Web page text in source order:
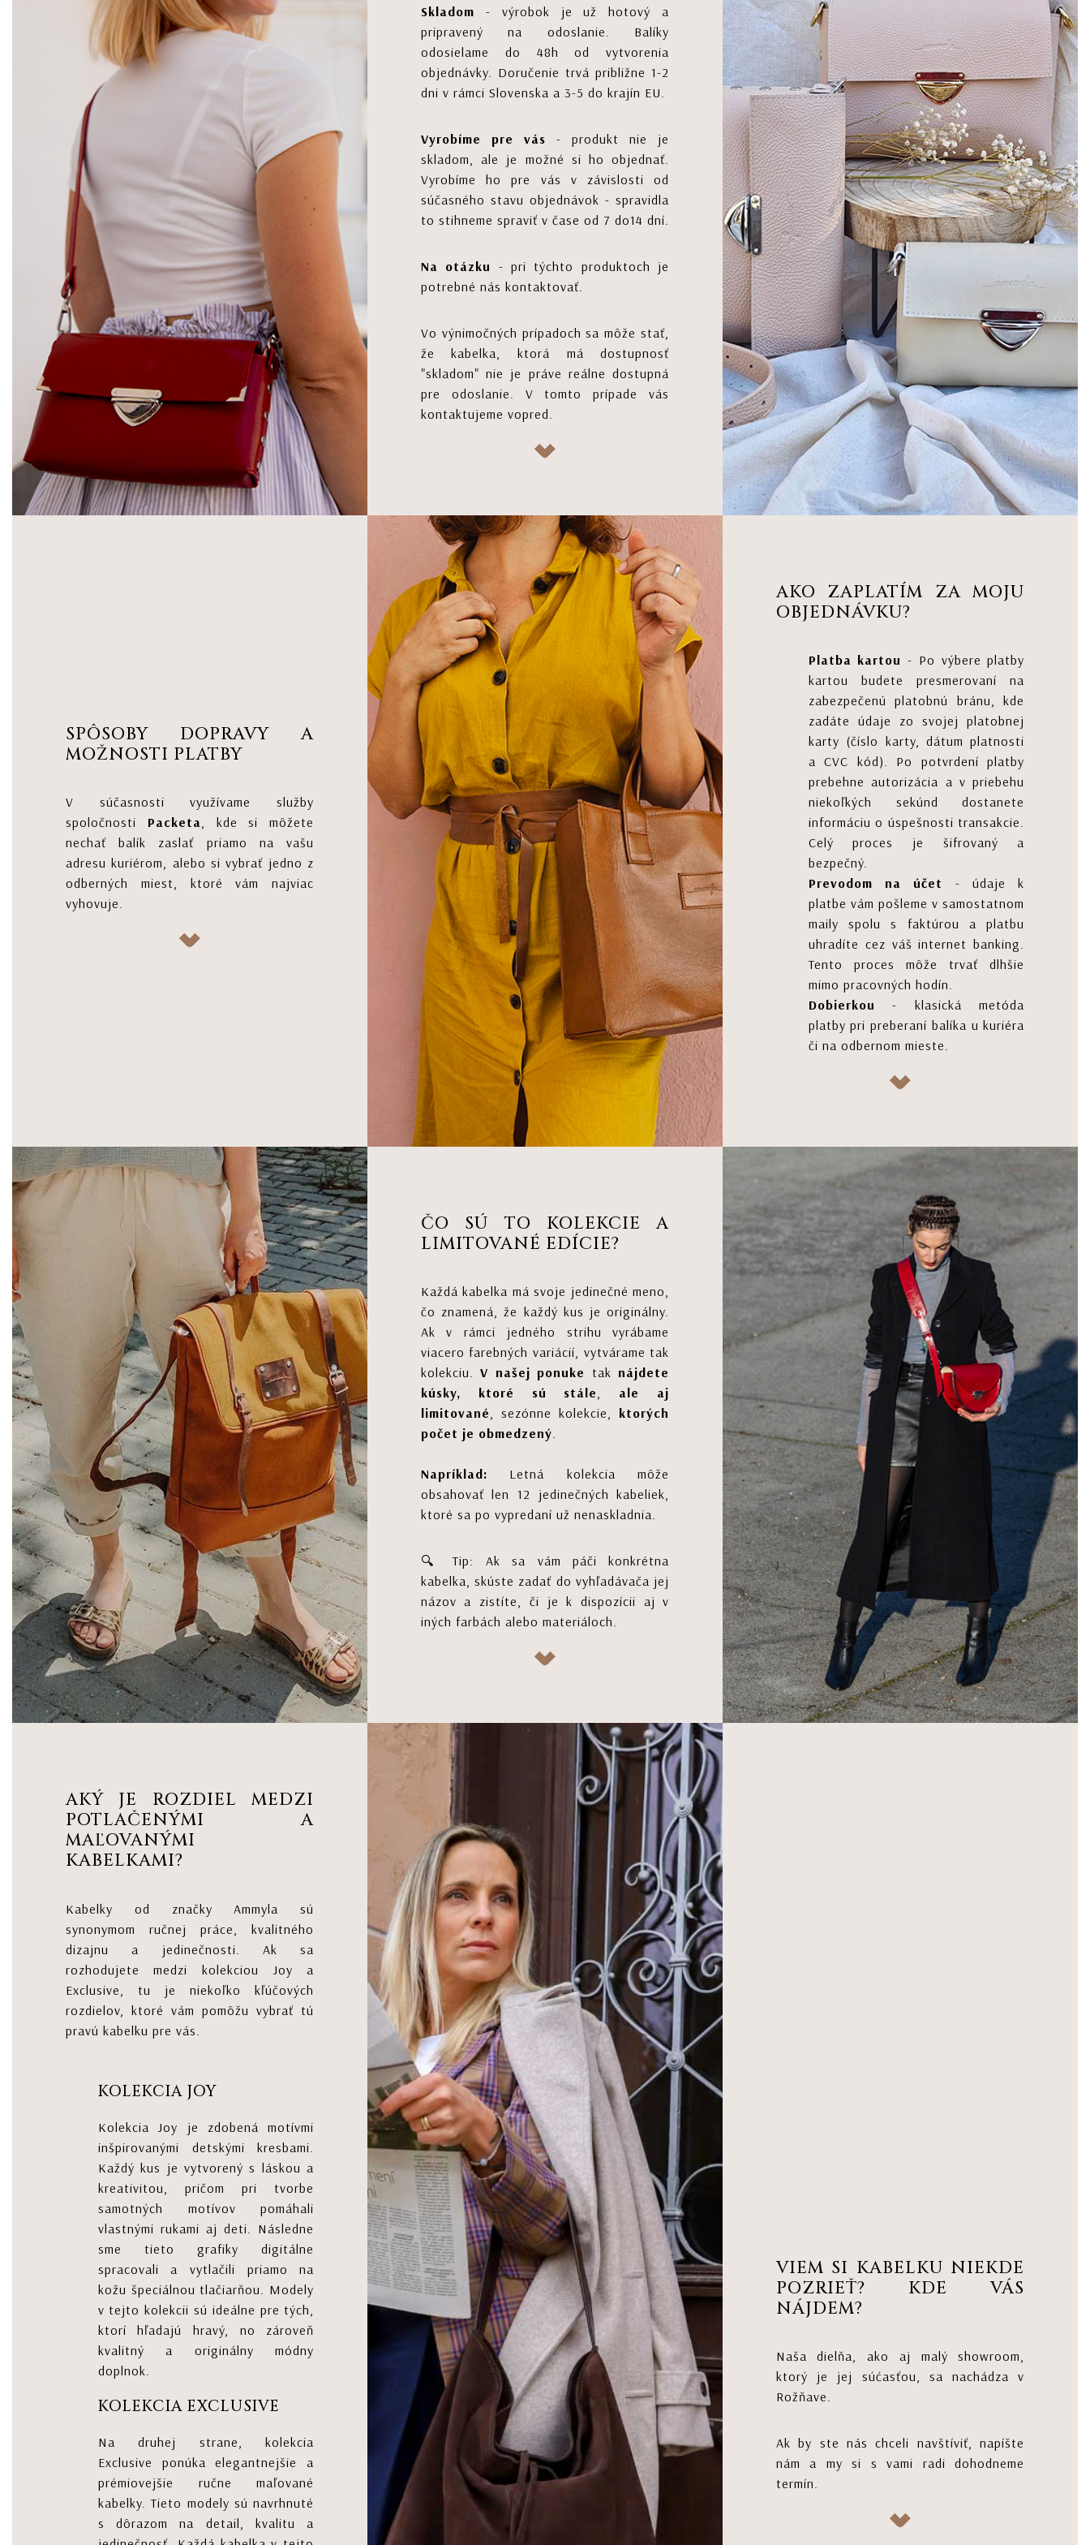
Skladom - výrobok je už hotový a
pripravený na odoslanie. Balíky
odosielame do 48h od vytvorenia
objednávky. Doručenie trvá približne 1-2
dni v rámci Slovenska a 3-5 do krajín EU.
Vyrobíme pre vás - produkt nie je
skladom, ale je možné si ho objednať.
Vyrobíme ho pre vás v závislosti od
súčasného stavu objednávok - spravidla
to stihneme spraviť v čase od 7 do14 dní.
Na otázku - pri týchto produktoch je
potrebné nás kontaktovať.
Vo výnimočných prípadoch sa môže stať,
že kabelka, ktorá má dostupnosť
"skladom" nie je práve reálne dostupná
pre odoslanie. V tomto prípade vás
kontaktujeme vopred.
SPÔSOBY DOPRAVY A
MOŽNOSTI PLATBY
V súčasnosti využívame služby
spoločnosti Packeta, kde si môžete
nechať balík zaslať priamo na vašu
adresu kuriérom, alebo si vybrať jedno z
odberných miest, ktoré vám najviac
vyhovuje.
AKO ZAPLATÍM ZA MOJU
OBJEDNÁVKU?
Platba kartou - Po výbere platby
kartou budete presmerovaní na
zabezpečenú platobnú bránu, kde
zadáte údaje zo svojej platobnej
karty (číslo karty, dátum platnosti
a CVC kód). Po potvrdení platby
prebehne autorizácia a v priebehu
niekoľkých sekúnd dostanete
informáciu o úspešnosti transakcie.
Celý proces je šifrovaný a
bezpečný.
Prevodom na účet - údaje k
platbe vám pošleme v samostatnom
maily spolu s faktúrou a platbu
uhradíte cez váš internet banking.
Tento proces môže trvať dlhšie
mimo pracovných hodín.
Dobierkou - klasická metóda
platby pri preberaní balíka u kuriéra
či na odbernom mieste.
ČO SÚ TO KOLEKCIE A
LIMITOVANÉ EDÍCIE?
Každá kabelka má svoje jedinečné meno,
čo znamená, že každý kus je originálny.
Ak v rámci jedného strihu vyrábame
viacero farebných variácií, vytvárame tak
kolekciu.V našej ponuke tak nájdete
kúsky, ktoré sú stále, ale aj
limitované, sezónne kolekcie, ktorých
počet je obmedzený.
Napríklad: Letná kolekcia môže
obsahovať len 12 jedinečných kabeliek,
ktoré sa po vypredaní už nenaskladnia.
🔍 Tip: Ak sa vám páči konkrétna
kabelka, skúste zadať do vyhľadávača jej
názov a zistíte, či je k dispozícii aj v
iných farbách alebo materiáloch.
AKÝ JE ROZDIEL MEDZI
POTLAČENÝMI A
MAĽOVANÝMI
KABELKAMI?
Kabelky od značky Ammyla sú
synonymom ručnej práce, kvalitného
dizajnu a jedinečnosti. Ak sa
rozhodujete medzi kolekciou Joy a
Exclusive, tu je niekoľko kľúčových
rozdielov, ktoré vám pomôžu vybrať tú
pravú kabelku pre vás.
KOLEKCIA JOY
Kolekcia Joy je zdobená motívmi
inšpirovanými detskými kresbami.
Každý kus je vytvorený s láskou a
kreativitou, pričom pri tvorbe
samotných motívov pomáhali
vlastnými rukami aj deti. Následne
sme tieto grafiky digitálne
spracovali a vytlačili priamo na
kožu špeciálnou tlačiarňou. Modely
v tejto kolekcii sú ideálne pre tých,
ktorí hľadajú hravý, no zároveň
kvalitný a originálny módny
doplnok.
KOLEKCIA EXCLUSIVE
Na druhej strane, kolekcia
Exclusive ponúka elegantnejšie a
prémiovejšie ručne maľované
kabelky. Tieto modely sú navrhnuté
s dôrazom na detail, kvalitu a
VIEM SI KABELKU NIEKDE
POZRIEŤ? KDE VÁS
NÁJDEM?
Naša dielňa, ako aj malý showroom,
ktorý je jej súćasťou, sa nachádza v
Rožňave.
Ak by ste nás chceli navštíviť, napíšte
nám a my si s vami radi dohodneme
termín.